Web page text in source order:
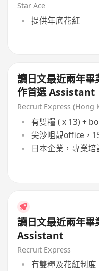
Star Ace
提供年底花紅
讀日文最近兩年畢
作首選 Assistant
Recruit Express (Hong
有雙糧 ( x 13) +
尖沙咀靚office，
日本企業，專業培
讀日文最近兩年
Assistant
Recruit Express
有雙糧及花紅制度